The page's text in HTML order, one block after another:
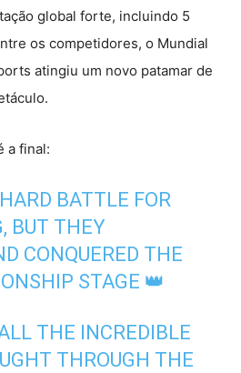
global forte, incluindo 5
os competidores, o Mundial
atingiu um novo patamar de
a final:
BATTLE FOR
, BUT THEY
CONQUERED THE
STAGE 👑
THE INCREDIBLE
THROUGH THE